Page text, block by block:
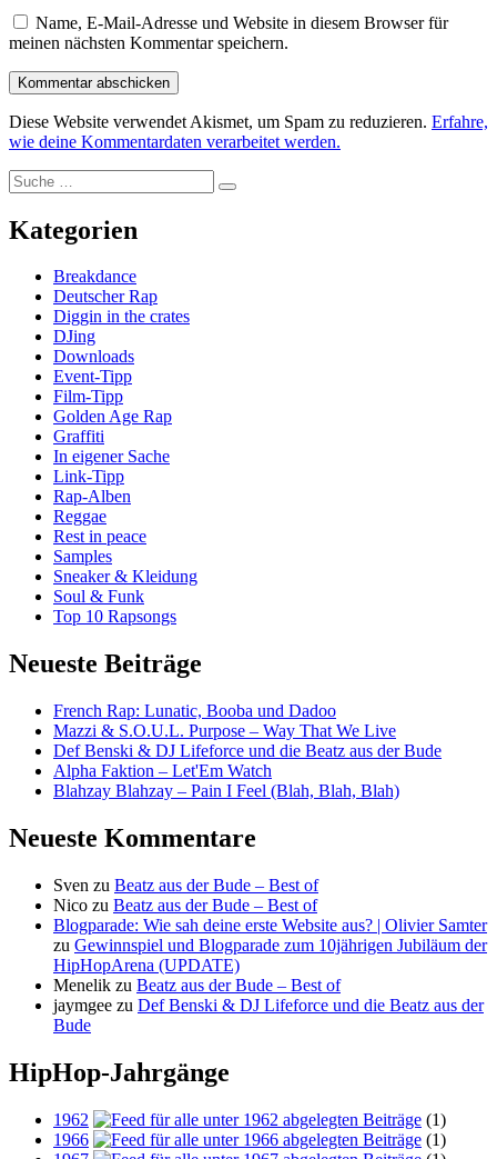
Name, E-Mail-Adresse und Website in diesem Browser für
meinen nächsten Kommentar speichern.
Diese Website verwendet Akismet, um Spam zu reduzieren. Erfahre,
wie deine Kommentardaten verarbeitet werden.
Suche
nach:
Suche
Kategorien
Breakdance
Deutscher Rap
Diggin in the crates
DJing
Downloads
Event-Tipp
Film-Tipp
Golden Age Rap
Graffiti
In eigener Sache
Link-Tipp
Rap-Alben
Reggae
Rest in peace
Samples
Sneaker & Kleidung
Soul & Funk
Top 10 Rapsongs
Neueste Beiträge
French Rap: Lunatic, Booba und Dadoo
Mazzi & S.O.U.L. Purpose – Way That We Live
Def Benski & DJ Lifeforce und die Beatz aus der Bude
Alpha Faktion – Let'Em Watch
Blahzay Blahzay – Pain I Feel (Blah, Blah, Blah)
Neueste Kommentare
Sven zu Beatz aus der Bude – Best of
Nico zu Beatz aus der Bude – Best of
Blogparade: Wie sah deine erste Website aus? | Olivier Samter
zu Gewinnspiel und Blogparade zum 10jährigen Jubiläum der
HipHopArena (UPDATE)
Menelik zu Beatz aus der Bude – Best of
jaymgee zu Def Benski & DJ Lifeforce und die Beatz aus der
Bude
HipHop-Jahrgänge
1962
(1)
1966
(1)